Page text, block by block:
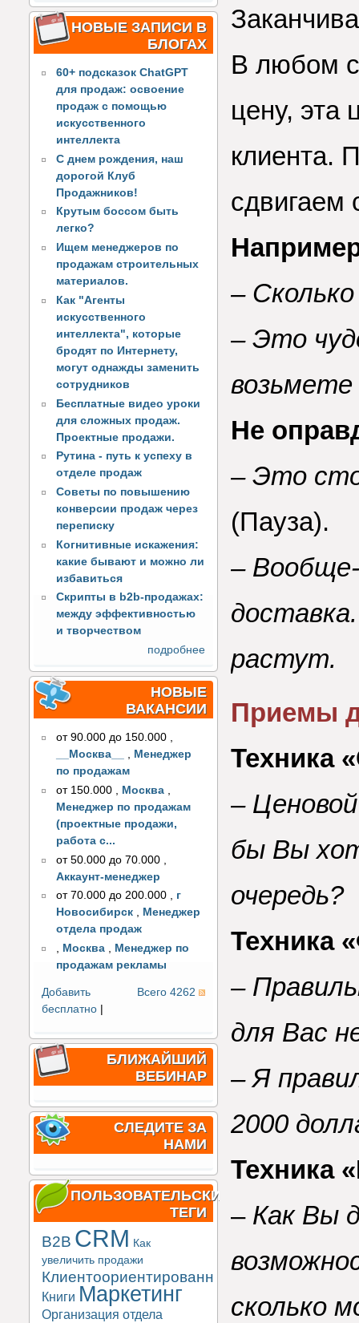
НОВЫЕ ЗАПИСИ В
БЛОГАХ
60+ подсказок ChatGPT
для продаж: освоение
продаж с помощью
искусственного
интеллекта
С днем рождения, наш
дорогой Клуб
Продажников!
Крутым боссом быть
легко?
Ищем менеджеров по
продажам строительных
материалов.
Как "Агенты
искусственного
интеллекта", которые
бродят по Интернету,
могут однажды заменить
сотрудников
Бесплатные видео уроки
для сложных продаж.
Проектные продажи.
Рутина - путь к успеху в
отделе продаж
Советы по повышению
конверсии продаж через
переписку
Когнитивные искажения:
какие бывают и можно ли
избавиться
Скрипты в b2b-продажах:
между эффективностью
и творчеством
подробнее
НОВЫЕ
ВАКАНСИИ
от 90.000 до 150.000 ,
__Москва__
, Менеджер
по продажам
от 150.000
Москва
Менеджер по продажам
(проектные продажи,
работа с...
от 50.000 до 70.000
Аккаунт-менеджер
от 70.000 до 200.000 , г
Новосибирск , Менеджер
отдела продаж
, Москва , Менеджер по
продажам рекламы
Всего 4262
Добавить
бесплатно
БЛИЖАЙШИЙ
ВЕБИНАР
СЛЕДИТЕ ЗА
НАМИ
ПОЛЬЗОВАТЕЛЬСКИЕ
ТЕГИ
B2B CRM Как
увеличить продажи
Клиентоориентированность
Книги Маркетинг
Организация отдела
В любом
цену, эта
сдвигаем
–
– Это
возьмете
Не
– Это
(Пауза).
–
растут.
Приемы
Техника
–
бы Вы
очередь?
Техника
–
для Вас
– Я
2000
Техника
–Как Вы
сколько